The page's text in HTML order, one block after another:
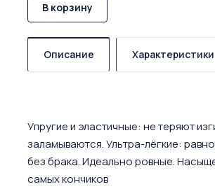
В корзину
Описание Характеристики
Упругие и эластичные: не теряют
заламываются. Ультра-лёгкие:
без брака. Идеально ровные.
самых кончиков